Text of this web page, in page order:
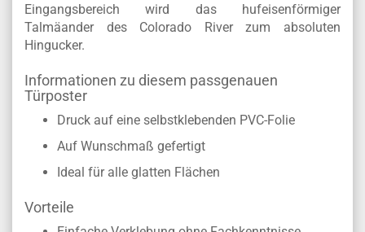
Eingangsbereich wird das hufeisenförmiger
Talmäander des Colorado River zum absoluten
Hingucker.
Informationen zu diesem passgenauen
Türposter
Druck auf eine selbstklebenden PVC-Folie
Auf Wunschmaß gefertigt
Ideal für alle glatten Flächen
Vorteile